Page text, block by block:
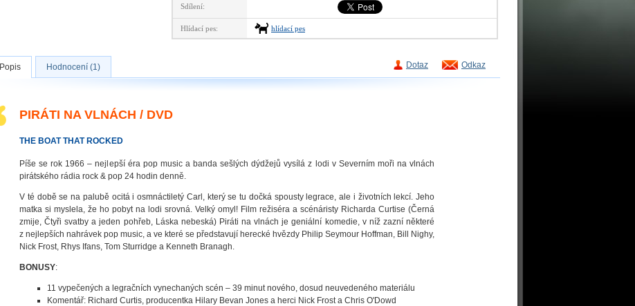
Sdílení:
Hlídací pes: hlídací pes
Dotaz Odkaz
Popis Hodnocení (1)
PIRÁTI NA VLNÁCH / DVD
THE BOAT THAT ROCKED
Píše se rok 1966 – nejlepší éra pop music a banda sešlých dýdžejů vysílá z lodi v Severním moři na vlnách
pirátského rádia rock & pop 24 hodin denně.
V té době se na palubě ocitá i osmnáctiletý Carl, který se tu dočká spousty legrace, ale i životních lekcí. Jeho
matka si myslela, že ho pobyt na lodi srovná. Velký omyl! Film režiséra a scénáristy Richarda Curtise (Černá
zmije, Čtyři svatby a jeden pohřeb, Láska nebeská) Piráti na vlnách je geniální komedie, v níž zazní některé
z nejlepších nahrávek pop music, a ve které se představují herecké hvězdy Philip Seymour Hoffman, Bill Nighy,
Nick Frost, Rhys Ifans, Tom Sturridge a Kenneth Branagh.
BONUSY:
11 vypečených a legračních vynechaných scén – 39 minut nového, dosud neuvedeného materiálu
Komentář: Richard Curtis, producentka Hilary Bevan Jones a herci Nick Frost a Chris O'Dowd